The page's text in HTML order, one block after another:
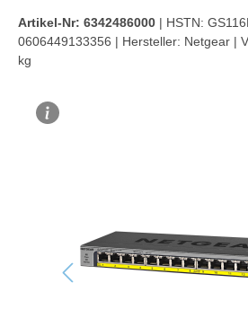
Artikel-Nr: 6342486000 | HSTN:
0606449133356 | Hersteller: Netgear |
kg